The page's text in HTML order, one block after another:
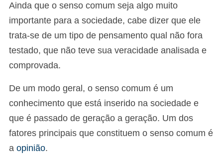
Ainda que o senso comum seja algo muito
importante para a sociedade, cabe dizer que ele
trata-se de um tipo de pensamento qual não fora
testado, que não teve sua veracidade analisada e
comprovada.
De um modo geral, o senso comum é um
conhecimento que está inserido na sociedade e
que é passado de geração a geração. Um dos
fatores principais que constituem o senso comum é
a opinião.